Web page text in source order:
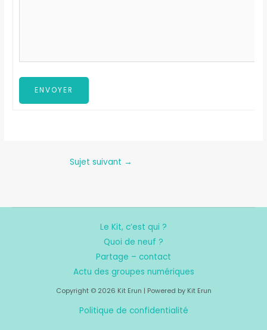
ENVOYER
Sujet suivant →
Le Kit, c’est qui ?
Quoi de neuf ?
Partage – contact
Actu des groupes numériques
Copyright © 2026 Kit Erun | Powered by Kit Erun
Politique de confidentialité